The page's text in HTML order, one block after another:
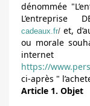
dénommée
L’entreprise
cadeaux.fr/ et,
ou morale
internet
https://
ci-après "
Article 1. Objet